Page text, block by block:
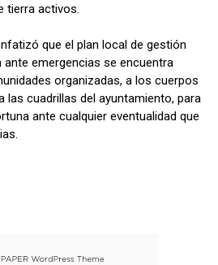
tierra activos.
que el plan local de gestión
emergencias se encuentra
organizadas, a los cuerpos
las cuadrillas del ayuntamiento, para
ante cualquier eventualidad que